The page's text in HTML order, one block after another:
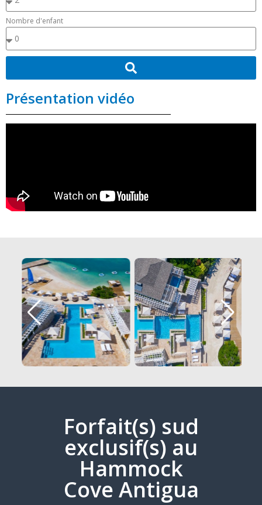
Nombre d'enfant
Présentation vidéo
Forfait(s) sud
exclusif(s) au
Hammock
Cove Antigua